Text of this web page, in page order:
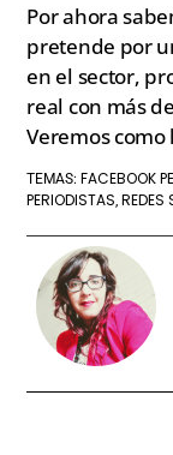
Por ahora
pretende por
en el sector,
real con más
Veremos
TEMAS: FACEBOOK
PERIODISTAS, REDES